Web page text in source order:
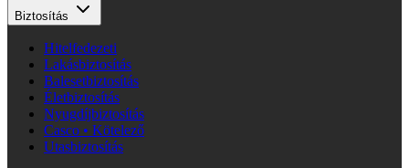
Biztosítás
Hitelfedezeti
Lakásbiztosítás
Balesetbiztosítás
Életbiztosítás
Nyugdíjbiztosítás
Casco • Kötelező
Utasbiztosítás